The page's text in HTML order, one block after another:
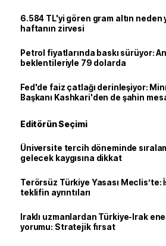
6.584 TL'yi gören gram altın neden
haftanın zirvesi
Petrol fiyatlarında baskı sürüyor:
beklentileriyle 79 dolarda
Fed'de faiz çatlağı derinleşiyor:
Başkanı Kashkari'den de şahin
Editörün Seçimi
Üniversite tercih döneminde
gelecek kaygısına dikkat
Terörsüz Türkiye Yasası Meclis’te:
teklifin ayrıntıları
Iraklı uzmanlardan Türkiye-Irak
yorumu: Stratejik fırsat